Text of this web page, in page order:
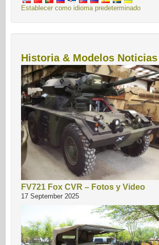
Establecer como idioma predeterminado
Historia & Modelos Noticias
FV721 Fox CVR – Fotos y Video
17 September 2025